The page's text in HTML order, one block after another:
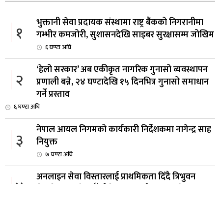
१
भुक्तानी सेवा प्रदायक संस्थामा राष्ट्र बैंकको निगरानीमा
गम्भीर कमजोरी, सुशासनदेखि साइबर सुरक्षासम्म जोखिम
६ घण्टा अघि
२
‘हेलो सरकार’ अब एकीकृत नागरिक गुनासो व्यवस्थापन
प्रणाली बन्ने, २४ घण्टादेखि १५ दिनभित्र गुनासो समाधान
गर्ने प्रस्ताव
६ घण्टा अघि
३
नेपाल आयल निगमको कार्यकारी निर्देशकमा नागेन्द्र साह
नियुक्त
७ घण्टा अघि
४
अनलाइन सेवा विस्तारलाई प्राथमिकता दिँदै त्रिभुवन